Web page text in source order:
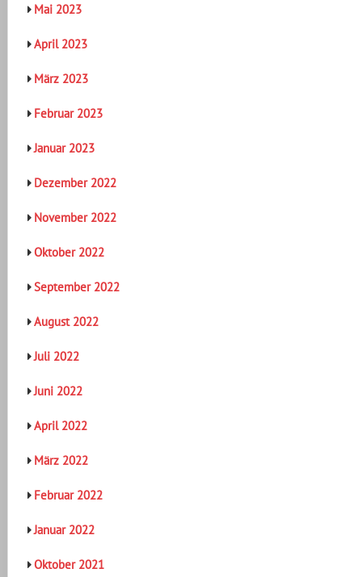
Mai 2023
April 2023
März 2023
Februar 2023
Januar 2023
Dezember 2022
November 2022
Oktober 2022
September 2022
August 2022
Juli 2022
Juni 2022
April 2022
März 2022
Februar 2022
Januar 2022
Oktober 2021